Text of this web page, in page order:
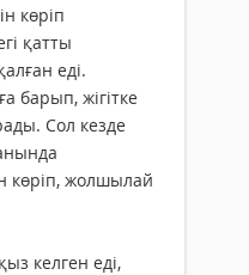
көріп
қатты
еді.
барып, жігітке
Сол кезде
көріп, жолшылай
келген еді,